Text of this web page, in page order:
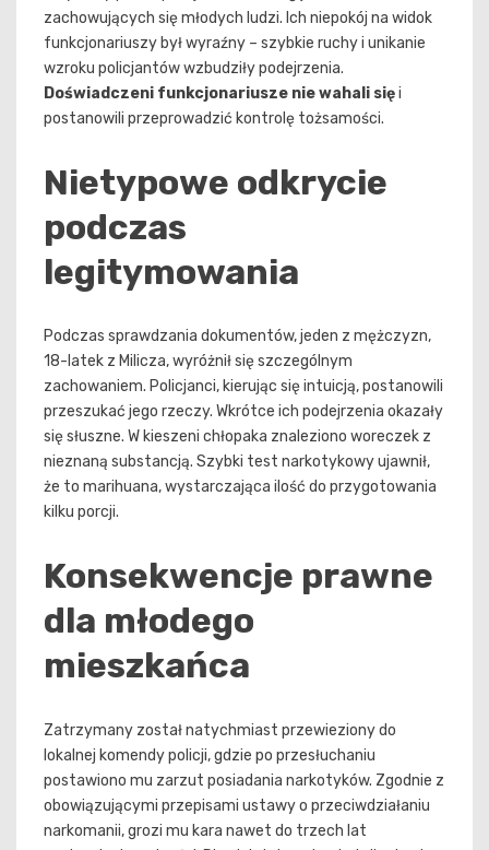
zachowujących się młodych ludzi. Ich niepokój na widok
funkcjonariuszy był wyraźny – szybkie ruchy i unikanie
wzroku policjantów wzbudziły podejrzenia.
Doświadczeni funkcjonariusze nie wahali sięi
postanowili przeprowadzić kontrolę tożsamości.
Nietypowe odkrycie
podczas
legitymowania
Podczas sprawdzania dokumentów, jeden z mężczyzn,
18-latek z Milicza, wyróżnił się szczególnym
zachowaniem. Policjanci, kierując się intuicją, postanowili
przeszukać jego rzeczy. Wkrótce ich podejrzenia okazały
się słuszne. W kieszeni chłopaka znaleziono woreczek z
nieznaną substancją. Szybki test narkotykowy ujawnił,
że to marihuana, wystarczająca ilość do przygotowania
kilku porcji.
Konsekwencje prawne
dla młodego
mieszkańca
Zatrzymany został natychmiast przewieziony do
lokalnej komendy policji, gdzie po przesłuchaniu
postawiono mu zarzut posiadania narkotyków. Zgodnie z
obowiązującymi przepisami ustawy o przeciwdziałaniu
narkomanii, grozi mu kara nawet do trzech lat